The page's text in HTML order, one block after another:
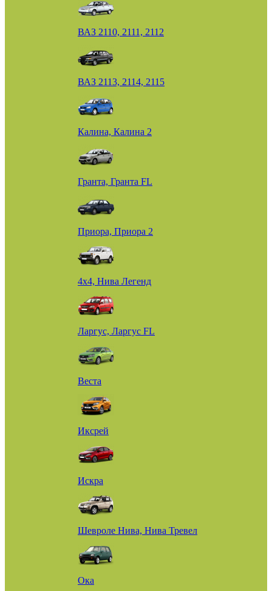
ВАЗ 2110, 2111, 2112
ВАЗ 2113, 2114, 2115
Калина, Калина 2
Гранта, Гранта FL
Приора, Приора 2
4х4, Нива Легенд
Ларгус, Ларгус FL
Веста
Иксрей
Искра
Шевроле Нива, Нива Тревел
Ока